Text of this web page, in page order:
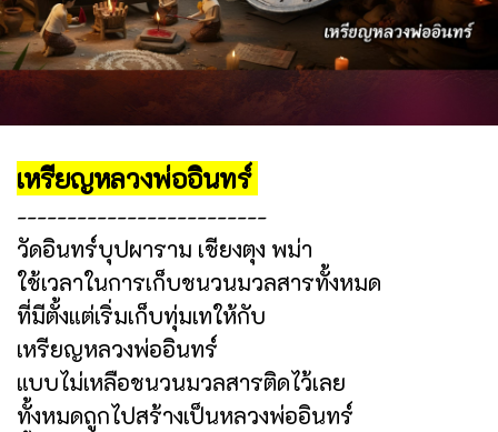
เหรียญหลวงพ่ออินทร์
-------------------------
วัดอินทร์บุปผาราม เชียงตุง พม่า
ใช้เวลาในการเก็บชนวนมวลสารทั้งหมด
ที่มีตั้งแต่เริ่มเก็บทุ่มเทให้กับ
เหรียญหลวงพ่ออินทร์
แบบไม่เหลือชนวนมวลสารติดไว้เลย
ทั้งหมดถูกไปสร้างเป็นหลวงพ่ออินทร์